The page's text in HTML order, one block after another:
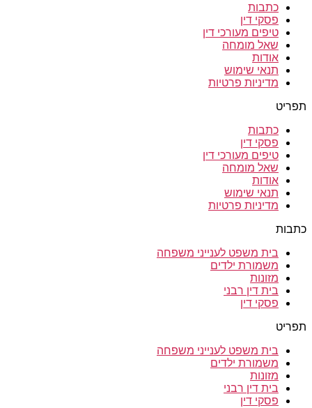
כתבות
פסקי דין
טיפים מעורכי דין
שאל מומחה
אודות
תנאי שימוש
מדיניות פרטיות
תפריט
כתבות
פסקי דין
טיפים מעורכי דין
שאל מומחה
אודות
תנאי שימוש
מדיניות פרטיות
כתבות
בית משפט לענייני משפחה
משמורת ילדים
מזונות
בית דין רבני
פסקי דין
תפריט
בית משפט לענייני משפחה
משמורת ילדים
מזונות
בית דין רבני
פסקי דין